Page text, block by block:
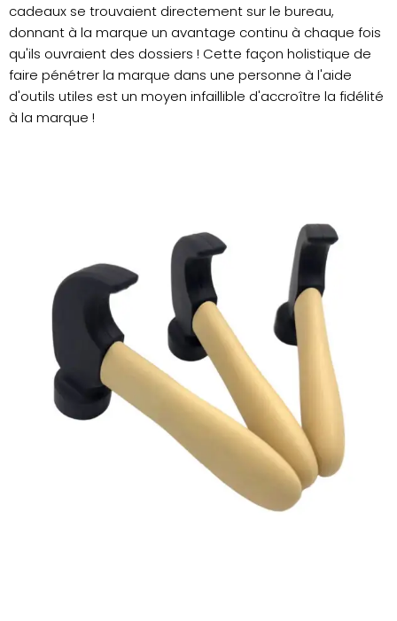
cadeaux se trouvaient directement sur le bureau,
donnant à la marque un avantage continu à chaque fois
qu'ils ouvraient des dossiers ! Cette façon holistique de
faire pénétrer la marque dans une personne à l'aide
d'outils utiles est un moyen infaillible d'accroître la fidélité
à la marque !